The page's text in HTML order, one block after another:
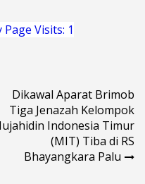
Visits: 1
Dikawal Aparat Brimob
Tiga Jenazah Kelompok
Indonesia Timur
(MIT) Tiba di RS
Bhayangkara Palu